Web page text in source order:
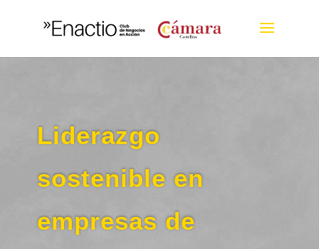
Liderazgo
sostenible en
empresas de